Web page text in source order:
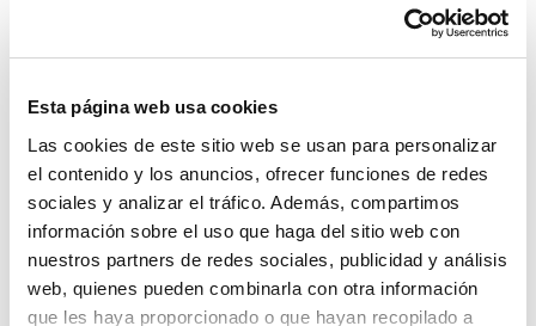
Esta página web usa cookies
Las cookies de este sitio web se usan para personalizar
el contenido y los anuncios, ofrecer funciones de redes
sociales y analizar el tráfico. Además, compartimos
información sobre el uso que haga del sitio web con
nuestros partners de redes sociales, publicidad y análisis
web, quienes pueden combinarla con otra información
que les haya proporcionado o que hayan recopilado a
El jueves, el tipo de cambio tuvo un
comportamiento mixto y promedió S/ 3.5430,
esperado. La economía sumó 147,000
empleos en junio y la tasa de desempleo bajó a
4.1%, reduciendo las expectativas inmediatas
de recorte de tasas por parte de la Fed.
Finalmente, el viernes, el tipo de cambio cerró
con ligeras variaciones tras el anuncio de
nuevos aranceles por parte de EE.UU., lo que